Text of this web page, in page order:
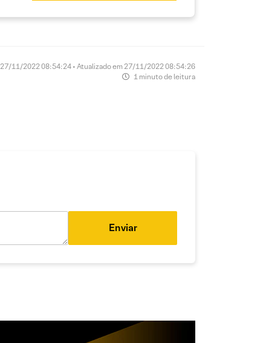
27/11/2022 08:54:24 • Atualizado em 27/11/2022 08:54:26
1 minuto de leitura
Enviar